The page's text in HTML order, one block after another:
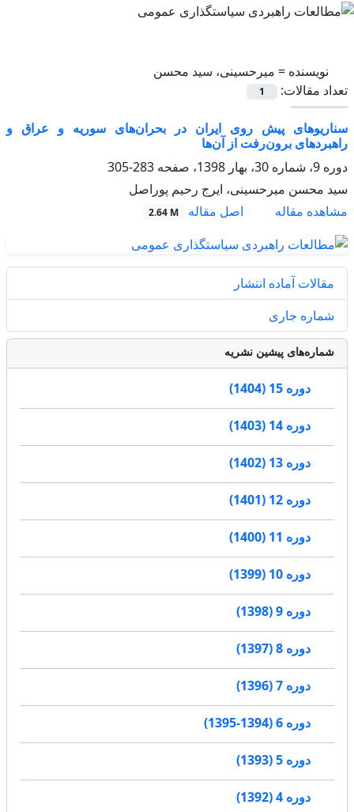
نویسنده = میرحسینی، سید محسن
تعداد مقالات:
1
سناریوهای پیش روی ایران در بحران‌های سوریه و عراق و
راهبردهای برون‌رفت از آن‌ها
دوره 9، شماره 30، بهار 1398، صفحه
283-305
سید محسن میرحسینی، ایرج رحیم پوراصل
مشاهده مقاله
اصل مقاله 2.64 M
مقالات آماده انتشار
شماره جاری
شماره‌های پیشین نشریه
دوره 15 (1404)
دوره 14 (1403)
دوره 13 (1402)
دوره 12 (1401)
دوره 11 (1400)
دوره 10 (1399)
دوره 9 (1398)
دوره 8 (1397)
دوره 7 (1396)
دوره 6 (1394-1395)
دوره 5 (1393)
دوره 4 (1392)